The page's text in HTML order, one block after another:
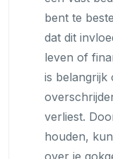
bent te
dat dit
leven of
is belangrijk
verliest.
houden,
over je